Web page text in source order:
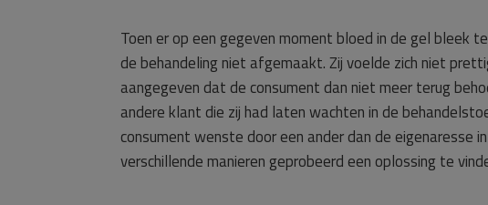
Toen er op een gegeven moment bloed in de gel bleek
de behandeling niet afgemaakt. Zij voelde zich niet
aangegeven dat de consument dan niet meer terug
andere klant die zij had laten wachten in de
consument wenste door een ander dan de eigenaresse
verschillende manieren geprobeerd een oplossing te